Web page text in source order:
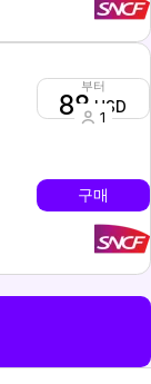
부터
88 USD
1
구매